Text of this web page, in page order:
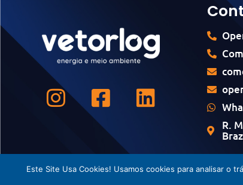
R.
Este Site Usa Cookies! Usamos cookies para analisar o